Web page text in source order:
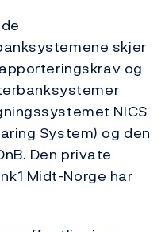
skjer
og
NICS
System) og den
Den private
Midt-Norge har